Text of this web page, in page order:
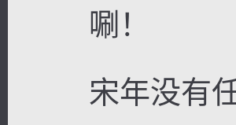
唰！
宋年没有任